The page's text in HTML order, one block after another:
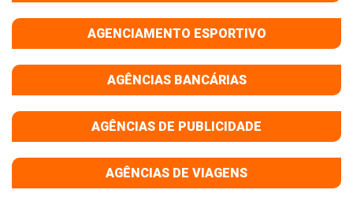
AGENCIAMENTO ESPORTIVO
AGÊNCIAS BANCÁRIAS
AGÊNCIAS DE PUBLICIDADE
AGÊNCIAS DE VIAGENS